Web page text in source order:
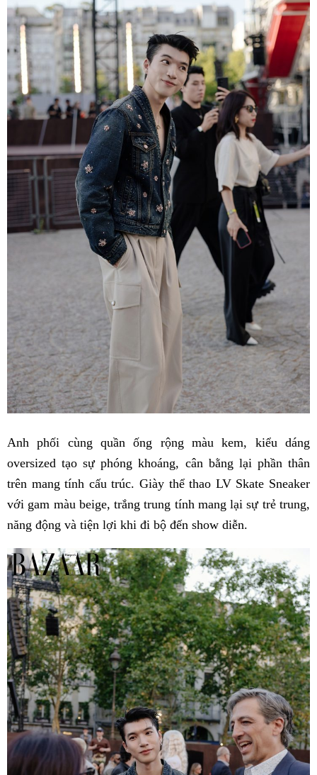
Anh phối cùng quần ống rộng màu kem, kiểu dáng
oversized tạo sự phóng khoáng, cân bằng lại phần thân
trên mang tính cấu trúc. Giày thể thao LV Skate Sneaker
với gam màu beige, trắng trung tính mang lại sự trẻ trung,
năng động và tiện lợi khi đi bộ đến show diễn.